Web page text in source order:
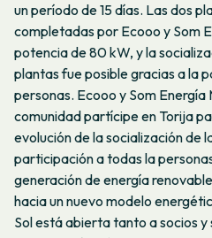
un período de 15 días. Las dos
completadas por Ecooo y Som
potencia de 80 kW, y la
plantas fue posible gracias a la
personas. Ecooo y Som
comunidad partícipe en Torija
evolución de la socialización de
participación a todas la
generación de energía
hacia un nuevo modelo
Sol está abierta tanto a socios y